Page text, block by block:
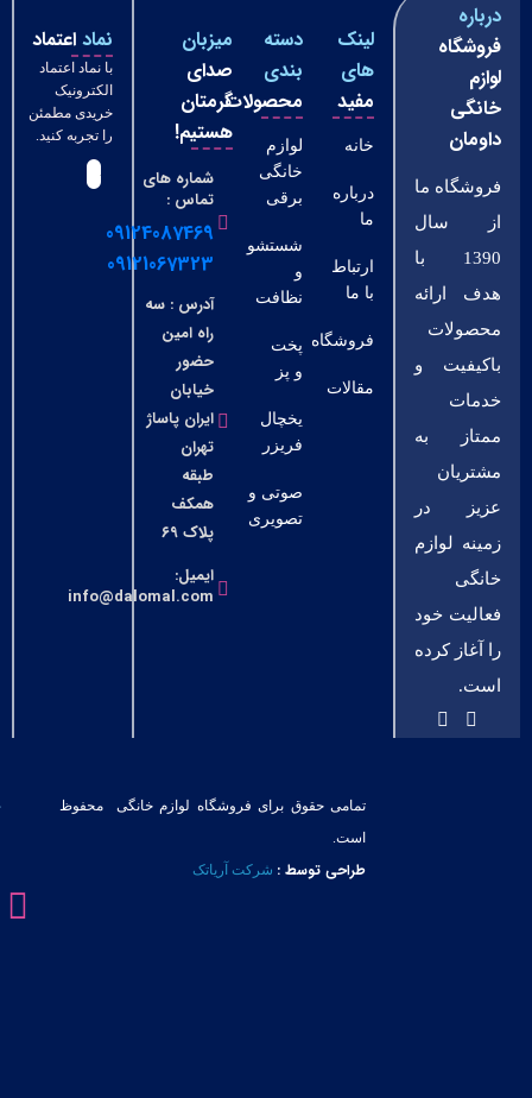
درباره
فروشگاه
لوازم
خانگی
داومان
فروشگاه ما
از سال
1390 با
هدف ارائه
محصولات
باکیفیت و
خدمات
ممتاز به
مشتریان
عزیز در
زمینه لوازم
خانگی
فعالیت خود
را آغاز کرده
است.
لینک
های
مفید
خانه
درباره
ما
ارتباط
با ما
فروشگاه
مقالات
دسته
بندی
محصولات
لوازم
خانگی
برقی
شستشو
و
نظافت
پخت
و پز
یخچال
فریزر
صوتی و
تصویری
میزبان
صدای
گرمتان
هستیم!
شماره های
تماس :
09124087469
09121067323
آدرس : سه
راه امین
حضور
خیابان
ایران پاساژ
تهران
طبقه
همکف
پلاک ۶۹
ایمیل:
info@dalomal.com
نماد اعتماد
با نماد اعتماد
الکترونیک
خریدی مطمئن
را تجربه کنید.
تمامی حقوق برای فروشگاه لوازم خانگی محفوظ
است.
طراحی توسط : شرکت آریاتک